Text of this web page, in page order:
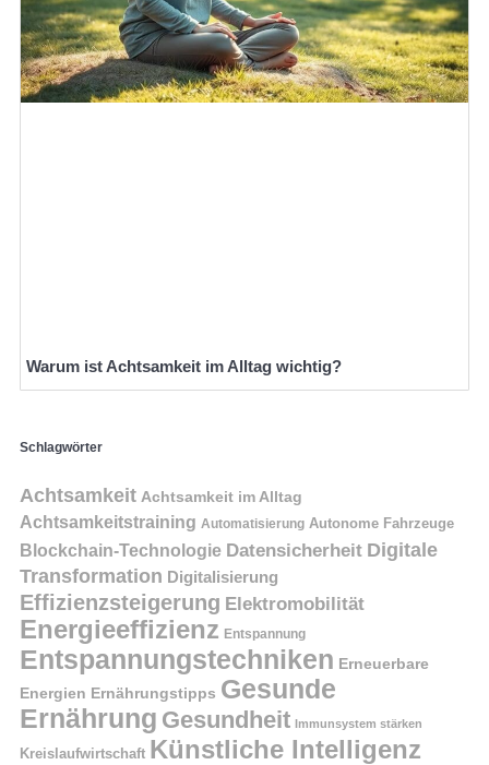
Warum ist Achtsamkeit im Alltag wichtig?
Schlagwörter
Achtsamkeit Achtsamkeit im Alltag
Achtsamkeitstraining Automatisierung Autonome Fahrzeuge
Blockchain-Technologie Datensicherheit Digitale
Transformation Digitalisierung
Effizienzsteigerung Elektromobilität
Energieeffizienz Entspannung
Entspannungstechniken Erneuerbare
Energien Ernährungstipps Gesunde
Ernährung Gesundheit Immunsystem stärken
Kreislaufwirtschaft Künstliche Intelligenz